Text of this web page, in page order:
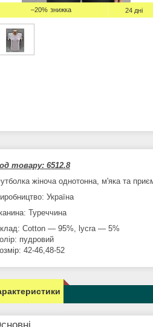
–20% 24 дні
товару: 6512.8
жіноча однотонна, м'яка та
Україна
Туреччина
Cotton — 95%, lycra — 5%
пудровий
42-46,48-52